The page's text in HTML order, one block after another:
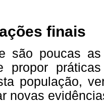
finais
são poucas
propor
população,
novas